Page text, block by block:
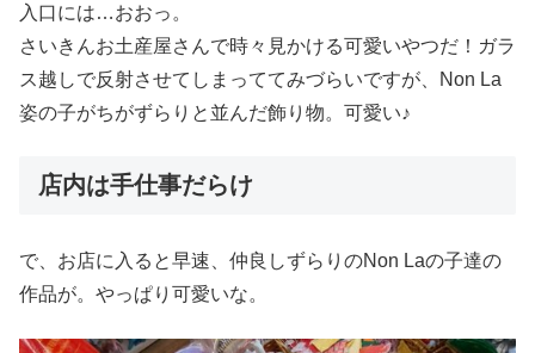
入口には…おおっ。
さいきんお土産屋さんで時々見かける可愛いやつだ！ガラ
ス越しで反射させてしまっててみづらいですが、Non La
姿の子がちがずらりと並んだ飾り物。可愛い♪
店内は手仕事だらけ
で、お店に入ると早速、仲良しずらりのNon Laの子達の
作品が。やっぱり可愛いな。